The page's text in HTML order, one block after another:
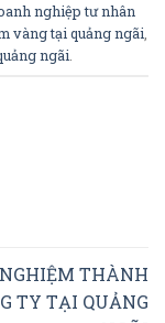
nghiệp tư nhân
vàng tại quảng ngãi,
ngãi.
THÀNH
TY TẠI QUẢNG